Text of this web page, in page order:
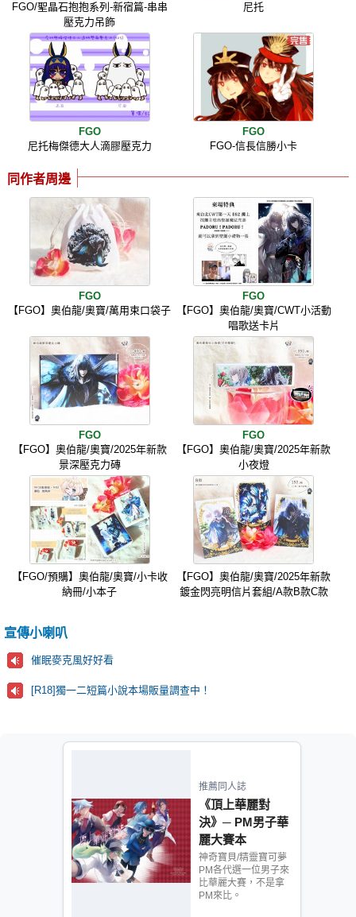
FGO/聖晶石抱抱系列-新宿篇-串串
壓克力吊飾
尼托
FGO
尼托梅傑德大人滴膠壓克力
FGO
FGO-信長信勝小卡
同作者周邊
FGO
【FGO】奧伯龍/奧寶/萬用束口袋子
FGO
【FGO】奧伯龍/奧寶/CWT小活動
唱歌送卡片
FGO
【FGO】奧伯龍/奧寶/2025年新款
景深壓克力磚
FGO
【FGO】奧伯龍/奧寶/2025年新款
小夜燈
【FGO/預購】奧伯龍/奧寶/小卡收
納冊/小本子
【FGO】奧伯龍/奧寶/2025年新款
鍍金閃亮明信片套組/A款B款C款
宣傳小喇叭
催眠麥克風好好看
[R18]獨一二短篇小說本場販量調查中！
推薦同人誌
《頂上華麗對
決》─ PM男子華
麗大賽本
神奇寶貝/精靈寶可夢
PM各代選一位男子來
比華麗大賽，不是拿
PM來比。